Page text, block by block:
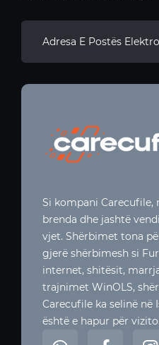
Si kompani Carecufile,
brenda dhe jashtë
vjet. Shërbimet tona
gjerë shërbimesh si
internet, shitësit,
trajnimet WinOLS,
Carecufile ka selinë në
është e hapur për